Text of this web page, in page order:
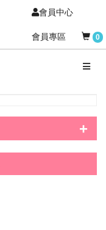
會員中心
會員專區 0
+